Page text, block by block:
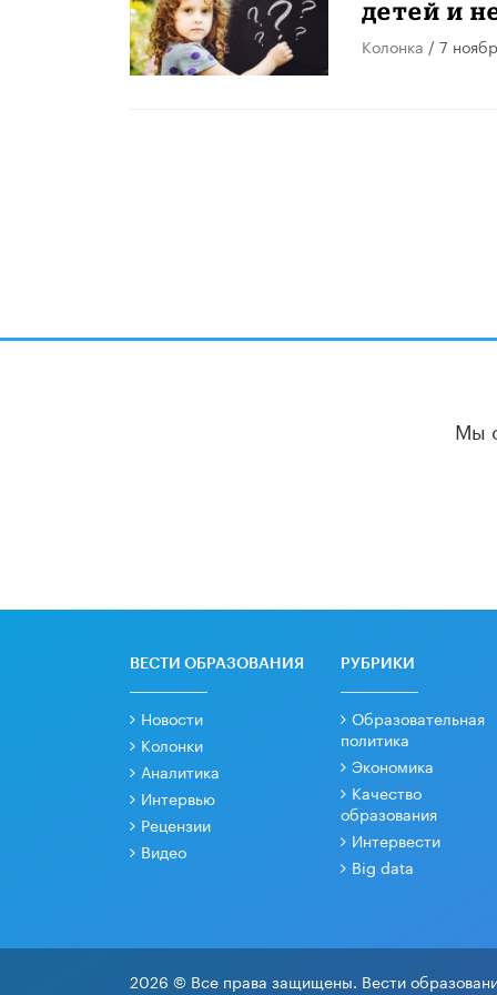
детей и
Колонка / 7
Мы
ВЕСТИ ОБРАЗОВАНИЯ
Новости
Колонки
Аналитика
Интервью
Рецензии
Видео
РУБРИКИ
Образовательная
политика
Экономика
Качество
образования
Интервести
Big data
2026 © Все права защищены. Вести